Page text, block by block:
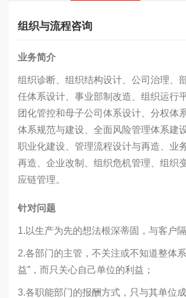
组织与流程咨询
业务简介
组织诊断、组织结构设计、公司治理、
任体系设计、事业部制改造、组织运行
团化管控和母子公司体系设计、分权体
体系规范与建设、全面风险管理体系建
职业化建设、管理流程设计与再造、业
再造、企业改制、组织危机管理、组织
应链管理。
针对问题
1.以生产为先的想法根深蒂固，与客户隔
2.各部门的主管，不关注或不知道整体系
益”，而只关心自己单位的利益；
3.各职能部门的报酬方式，只与其单位成